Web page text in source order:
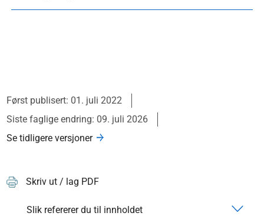
Først publisert: 01. juli 2022
Siste faglige endring: 09. juli 2026
Se tidligere versjoner
Skriv ut / lag PDF
Slik refererer du til innholdet